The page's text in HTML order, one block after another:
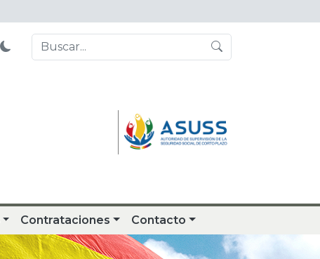
Contrataciones Contacto